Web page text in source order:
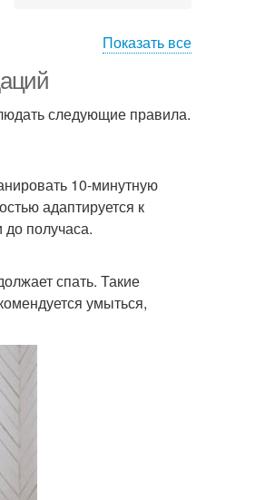
Показать все
следующие правила.
10-минутную
адаптируется к
до получаса.
спать. Такие
умыться,